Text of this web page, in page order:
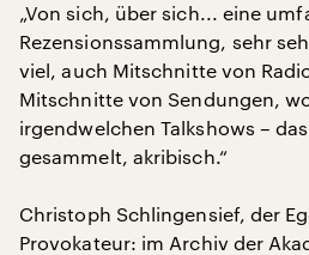
„Von sich, über sich... eine
Rezensionssammlung, sehr
viel, auch Mitschnitte von
Mitschnitte von Sendungen,
irgendwelchen Talkshows –
gesammelt, akribisch.“
Christoph Schlingensief, der
Provokateur: im Archiv der